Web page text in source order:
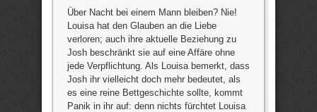
Über Nacht bei einem Mann bleiben? Nie!
Louisa hat den Glauben an die Liebe
verloren; auch ihre aktuelle Beziehung zu
Josh beschränkt sie auf eine Affäre ohne
jede Verpflichtung. Als Louisa bemerkt, dass
Josh ihr vielleicht doch mehr bedeutet, als
es eine reine Bettgeschichte sollte, kommt
Panik in ihr auf: denn nichts fürchtet Louisa